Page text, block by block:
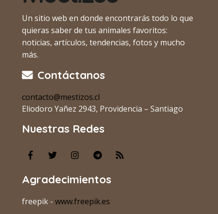
Un sitio web en donde encontrarás todo lo que
quieras saber de tus animales favoritos:
noticias, artículos, tendencias, fotos y mucho
más.
Contáctanos
contacto@mestizos.cl
Eliodoro Yañez 2943, Providencia – Santiago
Nuestras Redes
Agradecimientos
freepik - www.freepik.es